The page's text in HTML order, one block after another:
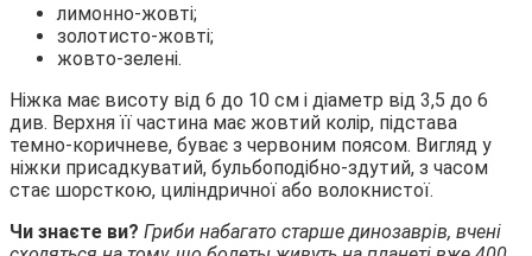
лимонно-жовті;
золотисто-жовті;
жовто-зелені.
Ніжка має висоту від 6 до 10 см і діаметр від 3,5 до 6
див. Верхня її частина має жовтий колір, підстава
темно-коричневе, буває з червоним поясом. Вигляд у
ніжки присадкуватий, бульбоподібно-здутий, з часом
стає шорсткою, циліндричної або волокнистої.
Чи знаєте ви? Гриби набагато старше динозаврів, вчені